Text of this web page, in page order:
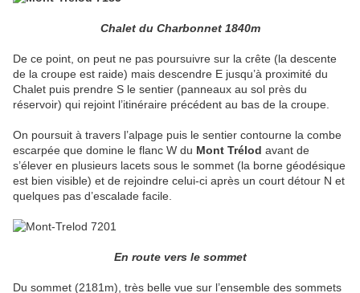
Chalet du Charbonnet 1840m
De ce point, on peut ne pas poursuivre sur la crête (la descente
de la croupe est raide) mais descendre E jusqu’à proximité du
Chalet puis prendre S le sentier (panneaux au sol près du
réservoir) qui rejoint l’itinéraire précédent au bas de la croupe.
On poursuit à travers l’alpage puis le sentier contourne la combe
escarpée que domine le flanc W du Mont Trélod avant de
s’élever en plusieurs lacets sous le sommet (la borne géodésique
est bien visible) et de rejoindre celui-ci après un court détour N et
quelques pas d’escalade facile.
En route vers le sommet
Du sommet (2181m), très belle vue sur l’ensemble des sommets